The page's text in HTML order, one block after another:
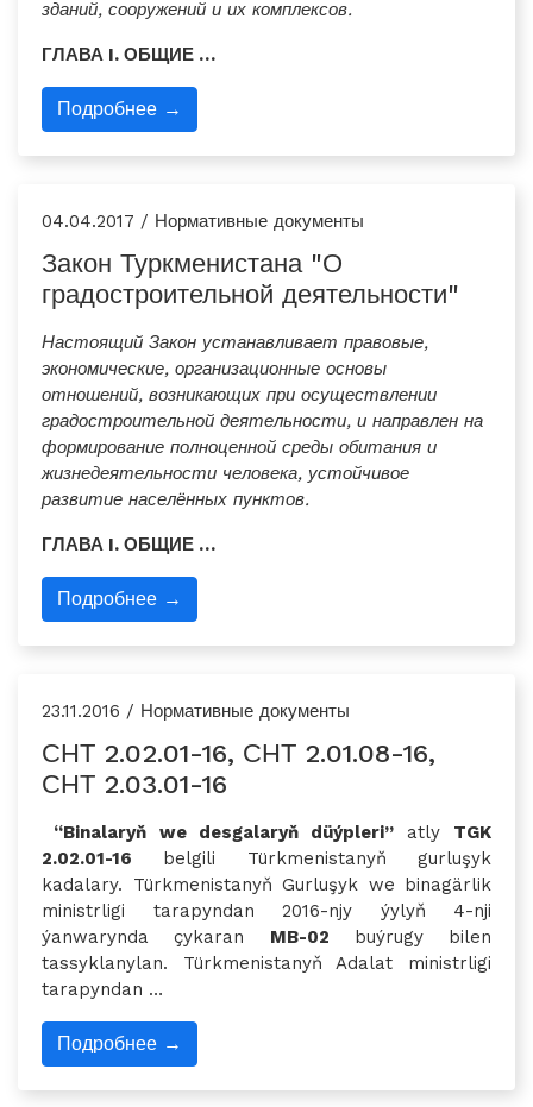
зданий, сооружений и их комплексов.
ГЛАВА I. ОБЩИЕ …
Подробнее →
04.04.2017 / Нормативные документы
Закон Туркменистана "О
градостроительной деятельности"
Настоящий Закон устанавливает правовые,
экономические, организационные основы
отношений, возникающих при осуществлении
градостроительной деятельности, и направлен на
формирование полноценной среды обитания и
жизнедеятельности человека, устойчивое
развитие населённых пунктов.
ГЛАВА I. ОБЩИЕ …
Подробнее →
23.11.2016 / Нормативные документы
СНТ 2.02.01-16, СНТ 2.01.08-16,
СНТ 2.03.01-16
“Binalaryň we desgalaryň düýpleri” atly TGK
2.02.01-16 belgili Türkmenistanyň gurluşyk
kadalary. Türkmenistanyň Gurluşyk we binagärlik
ministrligi tarapyndan 2016-njy ýylyň 4-nji
ýanwarynda çykaran MB-02 buýrugy bilen
tassyklanylan. Türkmenistanyň Adalat ministrligi
tarapyndan …
Подробнее →